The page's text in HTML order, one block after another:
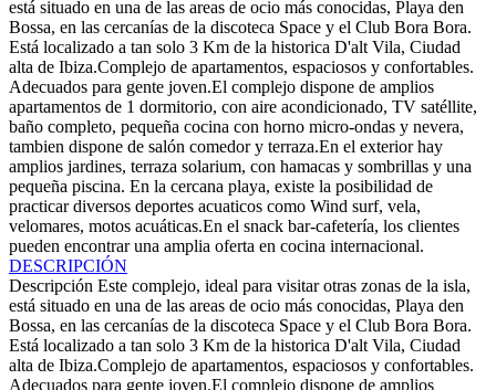
está situado en una de las areas de ocio más conocidas, Playa den
Bossa, en las cercanías de la discoteca Space y el Club Bora Bora.
Está localizado a tan solo 3 Km de la historica D'alt Vila, Ciudad
alta de Ibiza.Complejo de apartamentos, espaciosos y confortables.
Adecuados para gente joven.El complejo dispone de amplios
apartamentos de 1 dormitorio, con aire acondicionado, TV satéllite,
baño completo, pequeña cocina con horno micro-ondas y nevera,
tambien dispone de salón comedor y terraza.En el exterior hay
amplios jardines, terraza solarium, con hamacas y sombrillas y una
pequeña piscina. En la cercana playa, existe la posibilidad de
practicar diversos deportes acuaticos como Wind surf, vela,
velomares, motos acuáticas.En el snack bar-cafetería, los clientes
pueden encontrar una amplia oferta en cocina internacional.
DESCRIPCIÓN
Descripción Este complejo, ideal para visitar otras zonas de la isla,
está situado en una de las areas de ocio más conocidas, Playa den
Bossa, en las cercanías de la discoteca Space y el Club Bora Bora.
Está localizado a tan solo 3 Km de la historica D'alt Vila, Ciudad
alta de Ibiza.Complejo de apartamentos, espaciosos y confortables.
Adecuados para gente joven.El complejo dispone de amplios